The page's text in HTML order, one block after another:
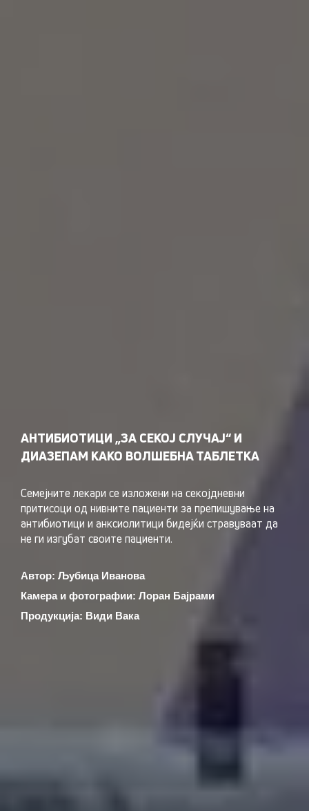
АНТИБИОТИЦИ „ЗА СЕКОЈ СЛУЧАЈ“ И
ДИАЗЕПАМ КАКО ВОЛШЕБНА ТАБЛЕТКА
Семејните лекари се изложени на секојдневни
притисоци од нивните пациенти за препишување на
антибиотици и анксиолитици бидејќи стравуваат да
не ги изгубат своите пациенти.
Автор: Љубица Иванова
Камера и фотографии: Лоран Бајрами
Продукција: Види Вака